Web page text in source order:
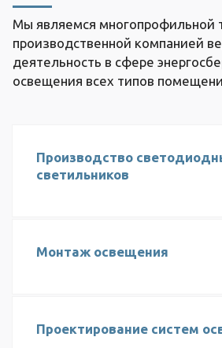
Мы являемся многопрофильной
производственной компанией
деятельность в сфере
освещения всех типов
Производство
светильников
Монтаж освещения
Проектирование систем